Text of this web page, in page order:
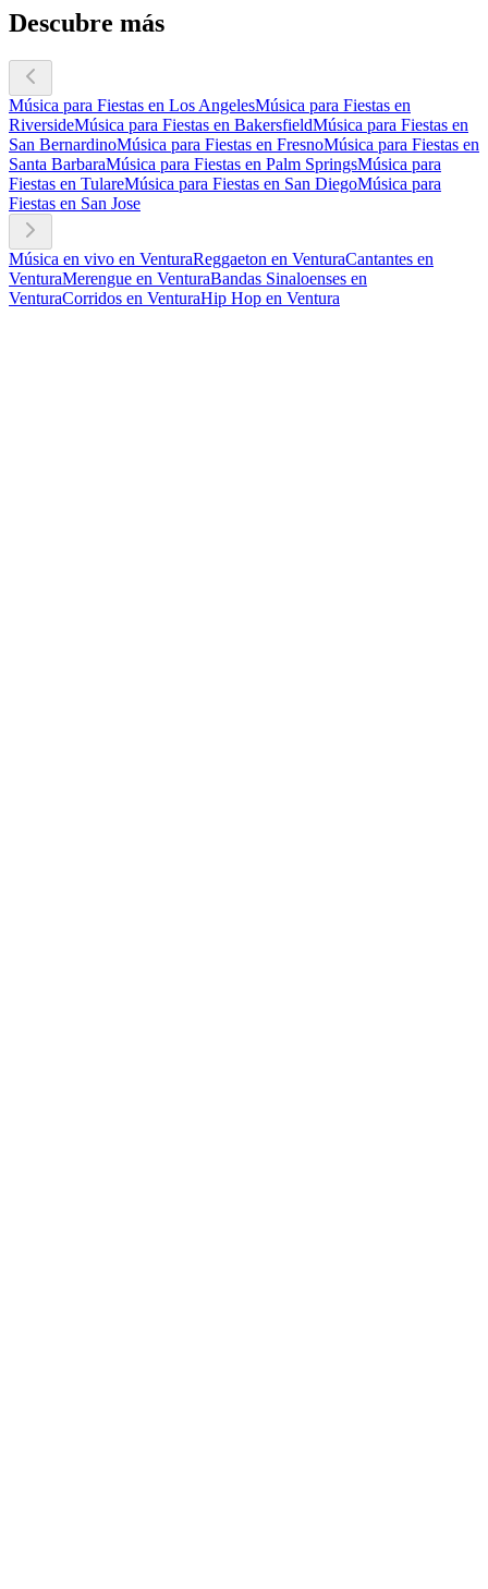
Descubre más
Música para Fiestas en Los AngelesMúsica para Fiestas en
RiversideMúsica para Fiestas en BakersfieldMúsica para Fiestas en
San BernardinoMúsica para Fiestas en FresnoMúsica para Fiestas en
Santa BarbaraMúsica para Fiestas en Palm SpringsMúsica para
Fiestas en TulareMúsica para Fiestas en San DiegoMúsica para
Fiestas en San Jose
Música en vivo en VenturaReggaeton en VenturaCantantes en
VenturaMerengue en VenturaBandas Sinaloenses en
VenturaCorridos en VenturaHip Hop en Ventura